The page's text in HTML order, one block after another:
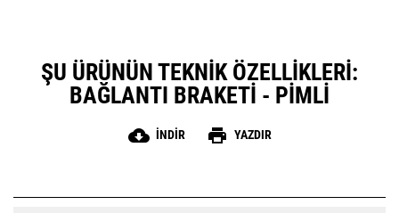
ŞU ÜRÜNÜN TEKNIK ÖZELLIKLERI:
BAĞLANTI BRAKETI - PIMLI
cloud_download İNDIR print YAZDIR